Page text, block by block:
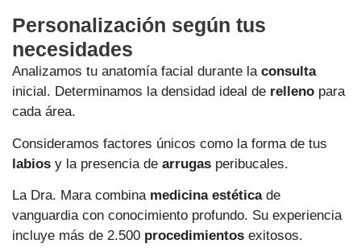
Personalización según tus
necesidades
Analizamos tu anatomía facial durante la consulta
inicial. Determinamos la densidad ideal de relleno para
cada área.
Consideramos factores únicos como la forma de tus
labios y la presencia de arrugas peribucales.
La Dra. Mara combina medicina estéticade
vanguardia con conocimiento profundo. Su experiencia
incluye más de 2.500 procedimientos exitosos.